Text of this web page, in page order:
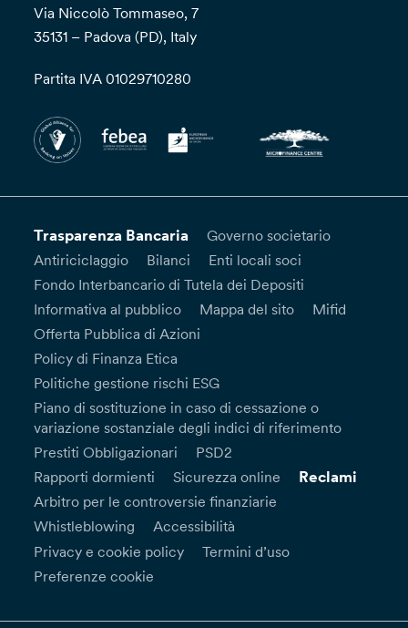
Via Niccolò Tommaseo, 7
35131 – Padova (PD), Italy
Partita IVA 01029710280
Trasparenza Bancaria
Governo societario
Antiriciclaggio
Bilanci
Enti locali soci
Fondo Interbancario di Tutela dei Depositi
Informativa al pubblico
Mappa del sito
Mifid
Offerta Pubblica di Azioni
Policy di Finanza Etica
Politiche gestione rischi ESG
Piano di sostituzione in caso di cessazione o
variazione sostanziale degli indici di riferimento
Prestiti Obbligazionari
PSD2
Rapporti dormienti
Sicurezza online Reclami
Arbitro per le controversie finanziarie
Whistleblowing
Accessibilità
Privacy e cookie policy
Termini d’uso
Preferenze cookie